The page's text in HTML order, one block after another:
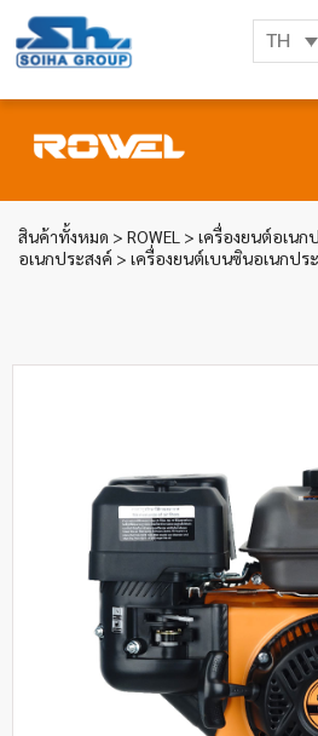
TH
สินค้าทั้งหมด > ROWEL > เครื่องยนต์อเนก
อเนกประสงค์ > เครื่องยนต์เบนซินอเนกปร